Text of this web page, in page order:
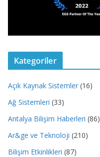
Kategoriler
Açık Kaynak Sistemler (16)
Ağ Sistemleri (33)
Antalya Bilişim Haberleri (86)
Ar&ge ve Teknoloji (210)
Bilişim Etkinlikleri (87)